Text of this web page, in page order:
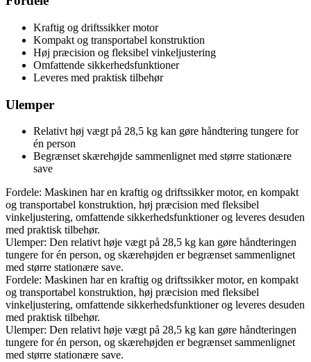
Kraftig og driftssikker motor
Kompakt og transportabel konstruktion
Høj præcision og fleksibel vinkeljustering
Omfattende sikkerhedsfunktioner
Leveres med praktisk tilbehør
Ulemper
Relativt høj vægt på 28,5 kg kan gøre håndtering tungere for
én person
Begrænset skærehøjde sammenlignet med større stationære
save
Fordele: Maskinen har en kraftig og driftssikker motor, en kompakt
og transportabel konstruktion, høj præcision med fleksibel
vinkeljustering, omfattende sikkerhedsfunktioner og leveres desuden
med praktisk tilbehør.
Ulemper: Den relativt høje vægt på 28,5 kg kan gøre håndteringen
tungere for én person, og skærehøjden er begrænset sammenlignet
med større stationære save.
Fordele: Maskinen har en kraftig og driftssikker motor, en kompakt
og transportabel konstruktion, høj præcision med fleksibel
vinkeljustering, omfattende sikkerhedsfunktioner og leveres desuden
med praktisk tilbehør.
Ulemper: Den relativt høje vægt på 28,5 kg kan gøre håndteringen
tungere for én person, og skærehøjden er begrænset sammenlignet
med større stationære save.